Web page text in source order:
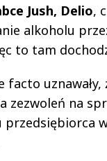
Jush, Delio,
alkoholu
to tam
zezwoleń na